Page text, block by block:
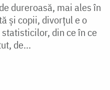
dureroasă, mai ales în
și copii, divorțul e o
din ce în ce
de...